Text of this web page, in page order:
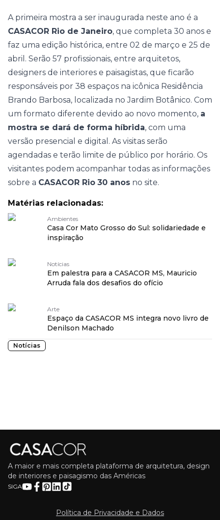
A primeira mostra a ser inaugurada neste ano é a
CASACOR Rio de Janeiro, que completa 30 anos e
faz uma edição histórica, entre 02 de março e 25 de
abril. Serão 57 profissionais, entre arquitetos,
designers de interiores e paisagistas, que ficarão
responsáveis por 38 espaços na icônica Residência
Brando Barbosa, localizada no Jardim Botânico. Com
um formato diferente devido ao novo momento, a
mostra se dará de forma híbrida, com uma
versão presencial e digital. As visitas serão
agendadas e terão limite de público por horário. Os
visitantes podem acompanhar todas as informações
sobre a CASACOR Rio 30 anos no site.
Matérias relacionadas:
Ambientes
Casa Cor Mato Grosso do Sul: solidariedade e
inspiração
Notícias
Em palestra para a CASACOR MS, Mauricio
Arruda fala dos desafios do ofício
Arte
Espaço da CASACOR MS integra novo livro de
Denilson Machado
Notícias
A maior e mais completa plataforma de arquitetura, design
de interiores e paisagismo das Américas
SIGA
Política de Privacidade e Dados